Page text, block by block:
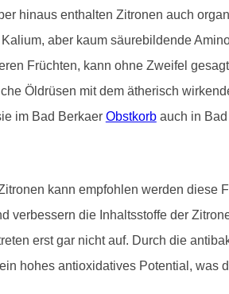
hinaus enthalten Zitronen auch
aber kaum säurebildende
Früchten, kann ohne Zweifel
Öldrüsen mit dem ätherisch
im Bad Berkaer Obstkorbauch in Bad
kann empfohlen werden diese
verbessern die Inhaltsstoffe der
erst gar nicht auf. Durch die
hohes antioxidatives Potential, was